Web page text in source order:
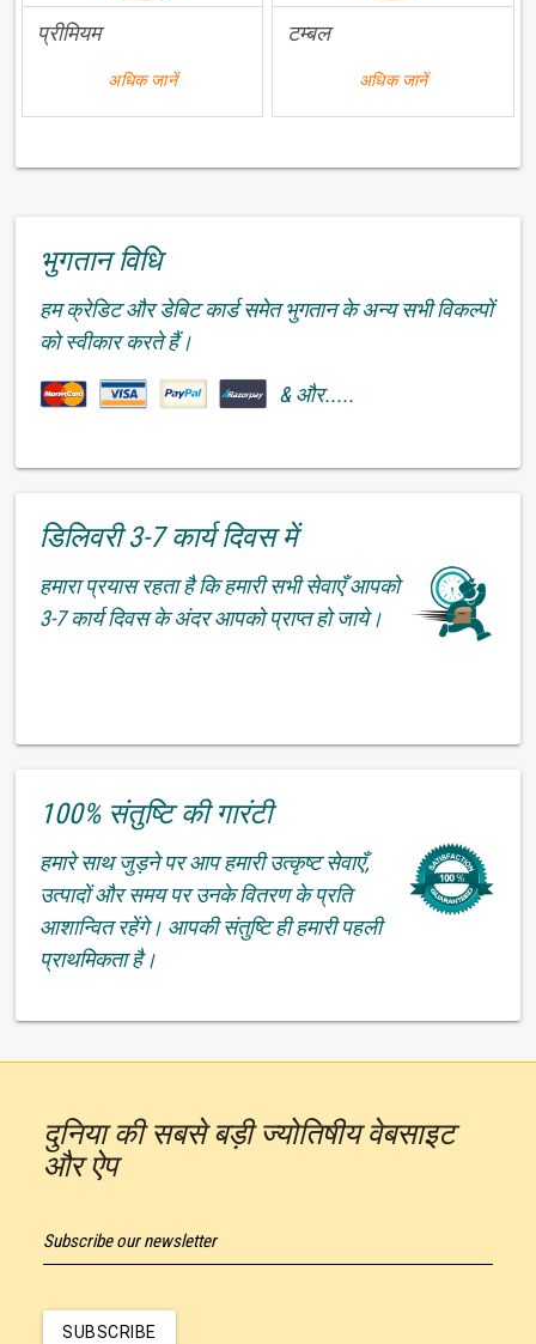
प्रीमियम
अधिक जानें
टम्बल
अधिक जानें
भुगतान विधि
हम क्रेडिट और डेबिट कार्ड समेत भुगतान के अन्य सभी विकल्पों
को स्वीकार करते हैं।
& और.....
डिलिवरी 3-7 कार्य दिवस में
हमारा प्रयास रहता है कि हमारी सभी सेवाएँ आपको
3-7 कार्य दिवस के अंदर आपको प्राप्त हो जाये।
100% संतुष्टि की गारंटी
हमारे साथ जुड़ने पर आप हमारी उत्कृष्ट सेवाएँ,
उत्पादों और समय पर उनके वितरण के प्रति
आशान्वित रहेंगे। आपकी संतुष्टि ही हमारी पहली
प्राथमिकता है।
दुनिया की सबसे बड़ी ज्योतिषीय वेबसाइट
और ऐप
Subscribe our newsletter
SUBSCRIBE